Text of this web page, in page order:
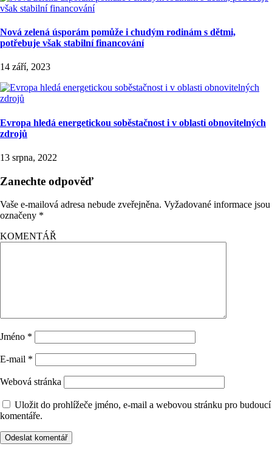
Nová zelená úsporám pomůže i chudým rodinám s dětmi,
potřebuje však stabilní financování
14 září, 2023
Evropa hledá energetickou soběstačnost i v oblasti obnovitelných
zdrojů
13 srpna, 2022
Zanechte odpověď
Vaše e-mailová adresa nebude zveřejněna. Vyžadované informace jsou
označeny *
KOMENTÁŘ
Jméno *
E-mail *
Webová stránka
Uložit do prohlížeče jméno, e-mail a webovou stránku pro budoucí
komentáře.